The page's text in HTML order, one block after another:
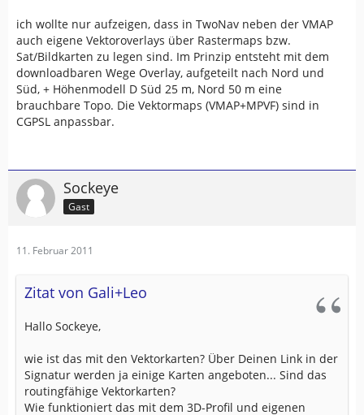
ich wollte nur aufzeigen, dass in TwoNav neben der VMAP
auch eigene Vektoroverlays über Rastermaps bzw.
Sat/Bildkarten zu legen sind. Im Prinzip entsteht mit dem
downloadbaren Wege Overlay, aufgeteilt nach Nord und
Süd, + Höhenmodell D Süd 25 m, Nord 50 m eine
brauchbare Topo. Die Vektormaps (VMAP+MPVF) sind in
CGPSL anpassbar.
Sockeye
Gast
11. Februar 2011
Zitat von Gali+Leo
Hallo Sockeye,
wie ist das mit den Vektorkarten? Über Deinen Link in der
Signatur werden ja einige Karten angeboten... Sind das
routingfähige Vektorkarten?
Wie funktioniert das mit dem 3D-Profil und eigenen